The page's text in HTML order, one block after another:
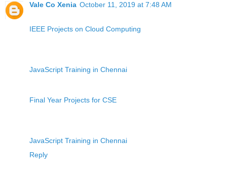
Vale Co Xenia October 11, 2019 at 7:48 AM
IEEE Projects on Cloud Computing
JavaScript Training in Chennai
Final Year Projects for CSE
JavaScript Training in Chennai
Reply